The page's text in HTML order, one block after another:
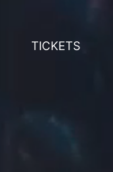
TICKETS